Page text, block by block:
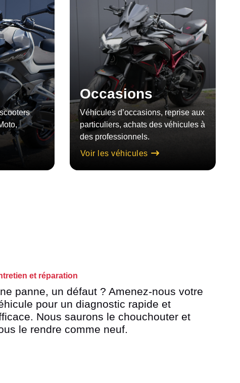
Occasions
Véhicules d’occasions, reprise aux
particuliers, achats des véhicules à
des professionnels.
Voir les véhicules
et réparation
panne, un défaut ? Amenez-nous votre
pour un diagnostic rapide et
Nous saurons le chouchouter et
le rendre comme neuf.